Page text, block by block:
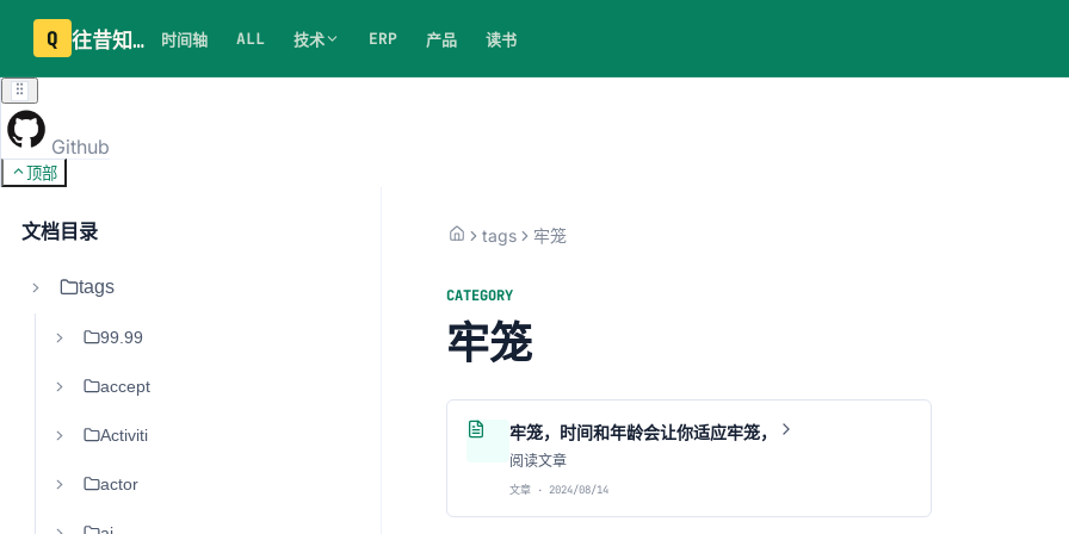
Q 往昔知识库 时间轴 ALL 技术 ERP 产品 读书
Github
顶部
文档目录
tags
99.99
accept
Activiti
actor
tags 牢笼
CATEGORY
牢笼
牢笼，时间和年龄会让你适应牢笼，
阅读文章
文章 · 2024/08/14